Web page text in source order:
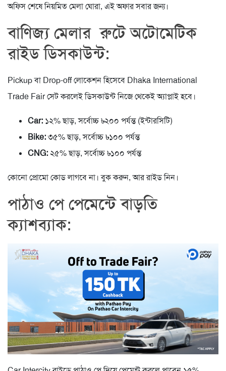
অফিস শেষে নিয়মিত মেলা ঘোরা, এই অফার সবার জন্য।
বাণিজ্য মেলার রুটে অটোমেটিক
রাইড ডিসকাউন্ট:
Pickup বা Drop-off লোকেশন হিসেবে Dhaka International
Trade Fair সেট করলেই ডিসকাউন্ট নিজে থেকেই অ্যাপ্লাই হবে।
Car: ১২% ছাড়, সর্বোচ্চ ৳২০০ পর্যন্ত (ইন্টারসিটি)
Bike:৩৫% ছাড়, সর্বোচ্চ ৳১০০ পর্যন্ত
CNG: ২৫% ছাড়, সর্বোচ্চ ৳১০০ পর্যন্ত
কোনো প্রোমো কোড লাগবে না। বুক করুন, আর রাইড নিন।
পাঠাও পে পেমেন্টে বাড়তি
ক্যাশব্যাক: